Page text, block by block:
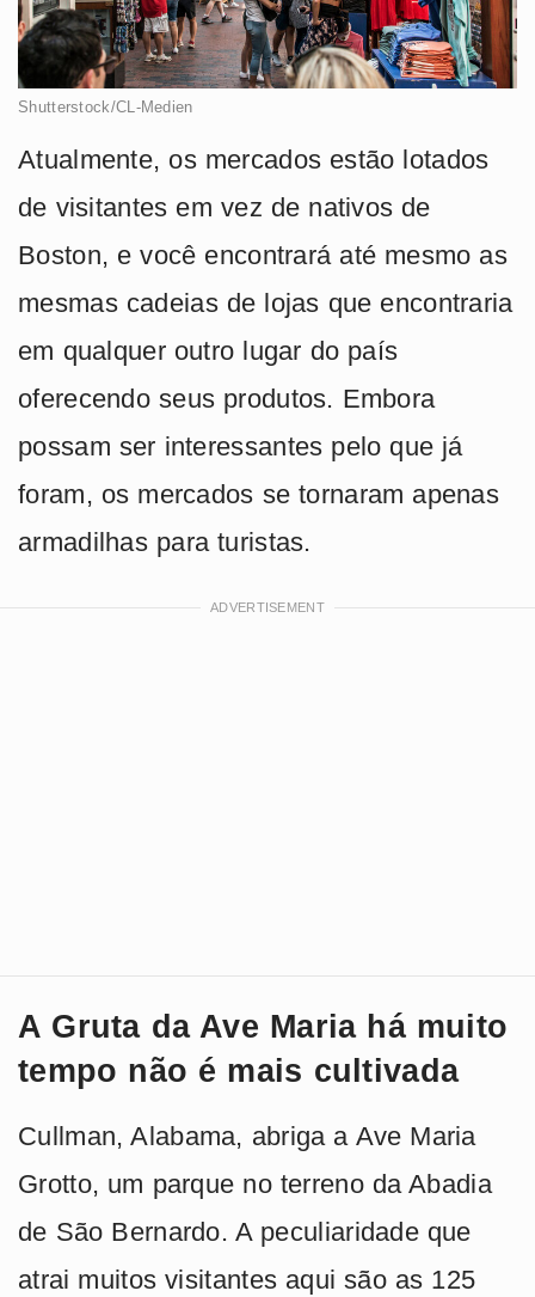
Shutterstock/CL-Medien
Atualmente, os mercados estão lotados
de visitantes em vez de nativos de
Boston, e você encontrará até mesmo as
mesmas cadeias de lojas que encontraria
em qualquer outro lugar do país
oferecendo seus produtos. Embora
possam ser interessantes pelo que já
foram, os mercados se tornaram apenas
armadilhas para turistas.
A Gruta da Ave Maria há muito
tempo não é mais cultivada
Cullman, Alabama, abriga a Ave Maria
Grotto, um parque no terreno da Abadia
de São Bernardo. A peculiaridade que
atrai muitos visitantes aqui são as 125